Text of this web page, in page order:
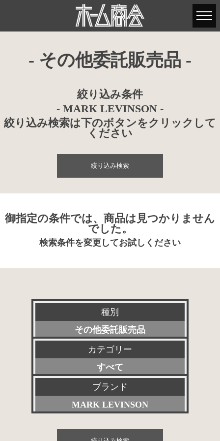
- その他委託販売品 -
絞り込み条件
- MARK LEVINSON -
絞り込み検索は下のボタンをクリックして
ください
絞り込み検索
御指定の条件では、商品は見つかりません
でした。
検索条件を変更してお試しください
種別
その他委託販売品
新品
特選アクセサリー
委託販売品
特価品
カテゴリー
すべて
プリアンプ
パワーアンプ
プリメインアンプ
ブランド
MARK LEVINSON